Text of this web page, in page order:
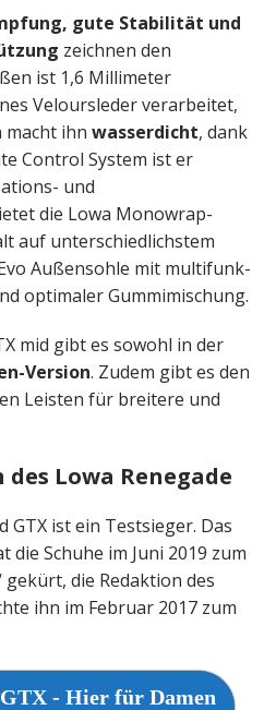
gute Stabilität und
zeichnen den
ist 1,6 Millimeter
Veloursleder verarbeitet,
macht ihn wasserdicht, dank
Control System ist er
und
die Lowa Monowrap-
auf unter­schied­lichstem
Außensohle mit multi­funk­
optimaler Gummi­mischung.
mid gibt es sowohl in der
Version. Zudem gibt es den
Leisten für breitere und
Lowa Renegade
GTX ist ein Testsieger. Das
die Schuhe im Juni 2019 zum
gekürt, die Redaktion des
ihn im Februar 2017 zum
GTX - Hier für Damen